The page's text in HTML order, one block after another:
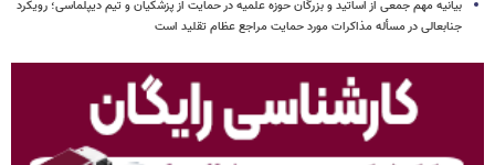
بیانیه مهم جمعی از اساتید و بزرگان حوزه علمیه در حمایت از پزشکیان و تیم دیپلماسی؛ رویکرد
جنابعالی در مسأله مذاکرات مورد حمایت مراجع عظام تقلید است